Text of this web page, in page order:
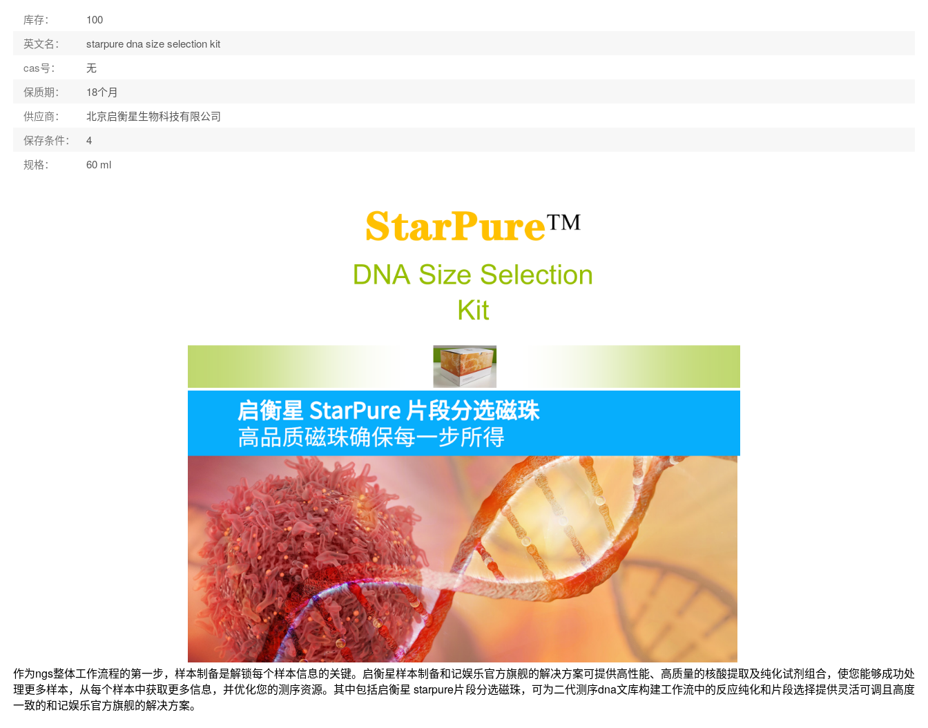
库存：
100
英文名：
starpure dna size selection kit
cas号：
无
保质期：
18个月
供应商：
北京启衡星生物科技有限公司
保存条件：
4
规格：
60 ml
作为ngs整体工作流程的第一步，样本制备是解锁每个样本信息的关键。启衡星样本制备和记娱乐官方旗舰的解决方案可提供高性能、高质量的核酸提取及纯化试剂组合，使您能够成功处
理更多样本，从每个样本中获取更多信息，并优化您的测序资源。其中包括启衡星 starpure片段分选磁珠，可为二代测序dna文库构建工作流中的反应纯化和片段选择提供灵活可调且高度
一致的和记娱乐官方旗舰的解决方案。